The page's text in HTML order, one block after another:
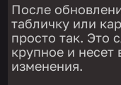
После
табличку или
просто так. Это
крупное и несет
изменения.